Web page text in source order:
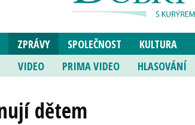
ZPRÁVY SPOLEČNOST KULTURA
VIDEO PRIMA VIDEO HLASOVÁNÍ
dětem